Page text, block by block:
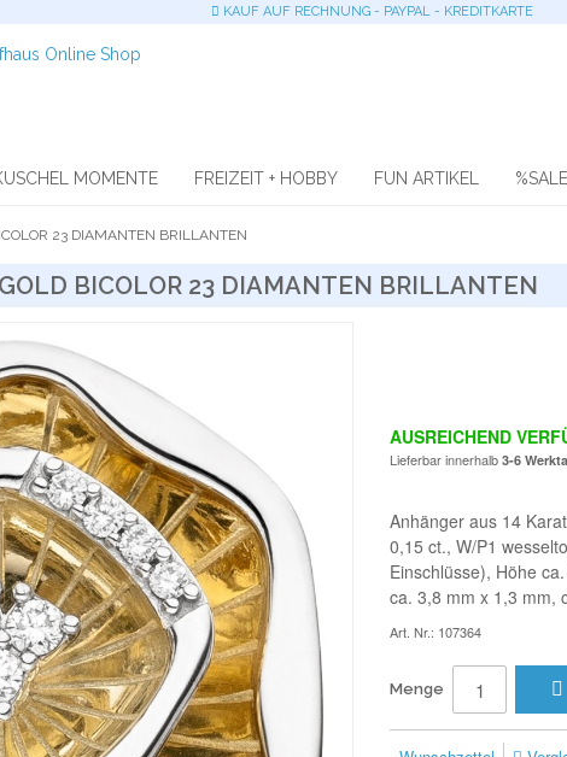
KAUF AUF RECHNUNG - PAYPAL - KREDITKARTE
MOMENTE FREIZEIT + HOBBY FUN ARTIKEL
23 DIAMANTEN BRILLANTEN
BICOLOR 23 DIAMANTEN BRILLANTEN
AUSREICHEND
Lieferbar innerhalb 3-6
Anhänger aus 14
0,15 ct., W/P1
Einschlüsse), Höhe
ca. 3,8 mm x 1,3 mm,
Art. Nr.: 107364
Menge